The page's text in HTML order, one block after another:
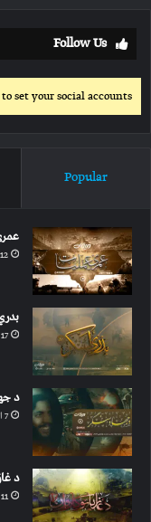
Follow Us
set your social accounts.
Popular
12 اگست 2024
17 جولای 2024
د
7 اگست 2024
د
11 جولای 2024